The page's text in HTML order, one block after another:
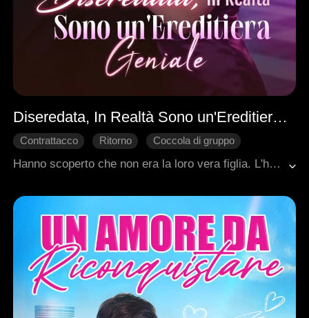
Diseredata, In Realtà Sono un'Ereditiera Geniale
Contrattacco Ritorno
Coccola di gruppo
Hanno scoperto che non era la loro vera figlia. L'hanno cacciata. La vera ereditiera l'ha derisa. Ma Elena non era quello che pensavano. Era la figlia perduta della famiglia più ricca della nazione. Top designer. Genio. Ereditiera. La cugina tramava, i Reed la perseguitavano. Ma i suoi veri genitori l'adoravano. I suoi fratelli la proteggevano. E Wesley, l'uomo più potente, la guardava come se fosse l'unica donna al mondo. Hanno buttato via la ragazza sbagliata. E ora non possono più riaverla indietro.